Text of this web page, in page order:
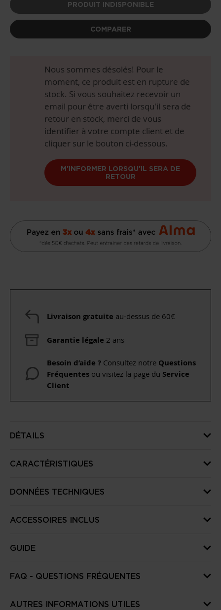
PRODUIT INDISPONIBLE
COMPARER
Nous sommes désolés! Pour le
moment, ce produit est en rupture de
stock. Si vous souhaitez recevoir un
email pour être averti lorsqu'il sera de
retour en stock, merci de vous
identifier à votre compte client et de
cliquer sur le bouton ci-dessous.
M'INFORMER LORSQU'IL SERA DE
RETOUR
Livraison gratuite au-dessus de 60€
Garantie légale 2 ans
Besoin d’aide ? Consultez notre Questions
Fréquentes ou visitez la page du Service
Client
DÉTAILS
CARACTÉRISTIQUES
DONNÉES TECHNIQUES
ACCESSOIRES INCLUS
GUIDE
FAQ - QUESTIONS FRÉQUENTES
AUTRES INFORMATIONS UTILES